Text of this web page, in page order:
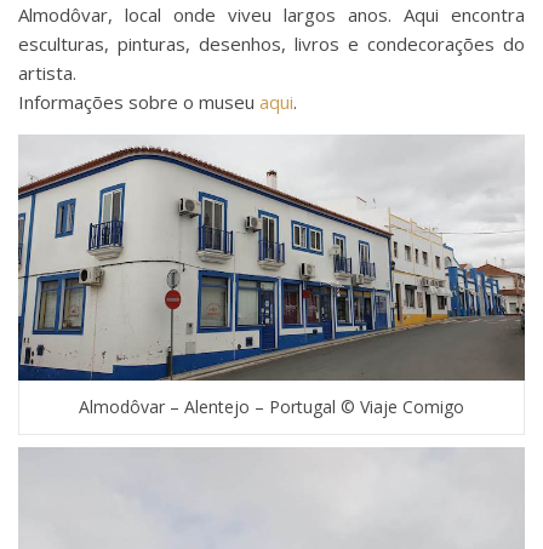
Almodôvar, local onde viveu largos anos. Aqui encontra
esculturas, pinturas, desenhos, livros e condecorações do
artista.
Informações sobre o museu aqui.
Almodôvar – Alentejo – Portugal © Viaje Comigo